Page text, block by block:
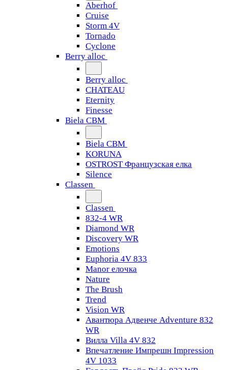
Aberhof
Cruise
Storm 4V
Tornado
Сyclone
Berry alloc
Berry alloc
CHATEAU
Eternity
Finesse
Biela CBM
Biela CBM
KORUNA
OSTROST Французская елка
Silence
Classen
Classen
832-4 WR
Diamond WR
Discovery WR
Emotions
Euphoria 4V 833
Manor елочка
Nature
The Brush
Trend
Vision WR
Авантюра Адвенче Adventure 832
WR
Вилла Villa 4V 832
Впечатление Импрешн Impression
4V 1033